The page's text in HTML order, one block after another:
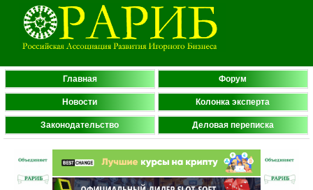
Главная Форум
Новости Колонка эксперта
Законодательство Деловая переписка